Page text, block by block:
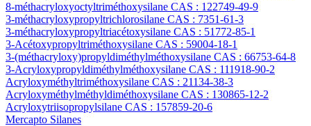
8-méthacryloxyoctyltriméthoxysilane CAS : 122749-49-9
3-méthacryloxypropyltrichlorosilane CAS : 7351-61-3
3-méthacryloxypropyltriacétoxysilane CAS : 51772-85-1
3-Acétoxypropyltriméthoxysilane CAS : 59004-18-1
3-(méthacryloxy)propyldiméthylméthoxysilane CAS : 66753-64-8
3-Acryloxypropyldiméthylméthoxysilane CAS : 111918-90-2
Acryloxyméthyltriméthoxysilane CAS : 21134-38-3
Acryloxyméthylméthyldiméthoxysilane CAS : 130865-12-2
Acryloxytriisopropylsilane CAS : 157859-20-6
Mercapto Silanes